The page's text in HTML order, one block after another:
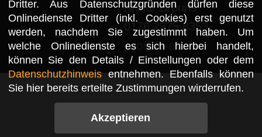
Arthur Brouns
0176 2375 8353
info@fd-art.de
Dritter. Aus Datenschutzgründen dürfen diese
Onlinedienste Dritter (inkl. Cookies) erst genutzt
werden, nachdem Sie zugestimmt haben. Um
welche Onlinedienste es sich hierbei handelt,
können Sie den Details / Einstellungen oder dem
Datenschutzhinweisentnehmen. Ebenfalls können
Sie hier bereits erteilte Zustimmungen wirderrufen.